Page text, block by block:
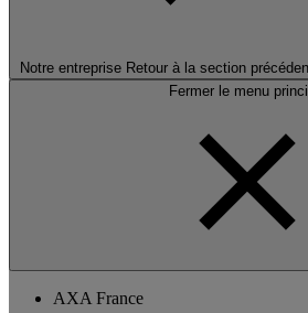
Notre entreprise Retour à la section
Fermer le menu
AXA France